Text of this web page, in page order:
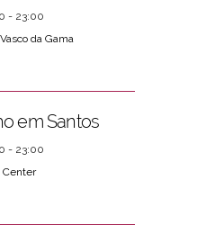
- 23:00
da Gama
em Santos
- 23:00
Center